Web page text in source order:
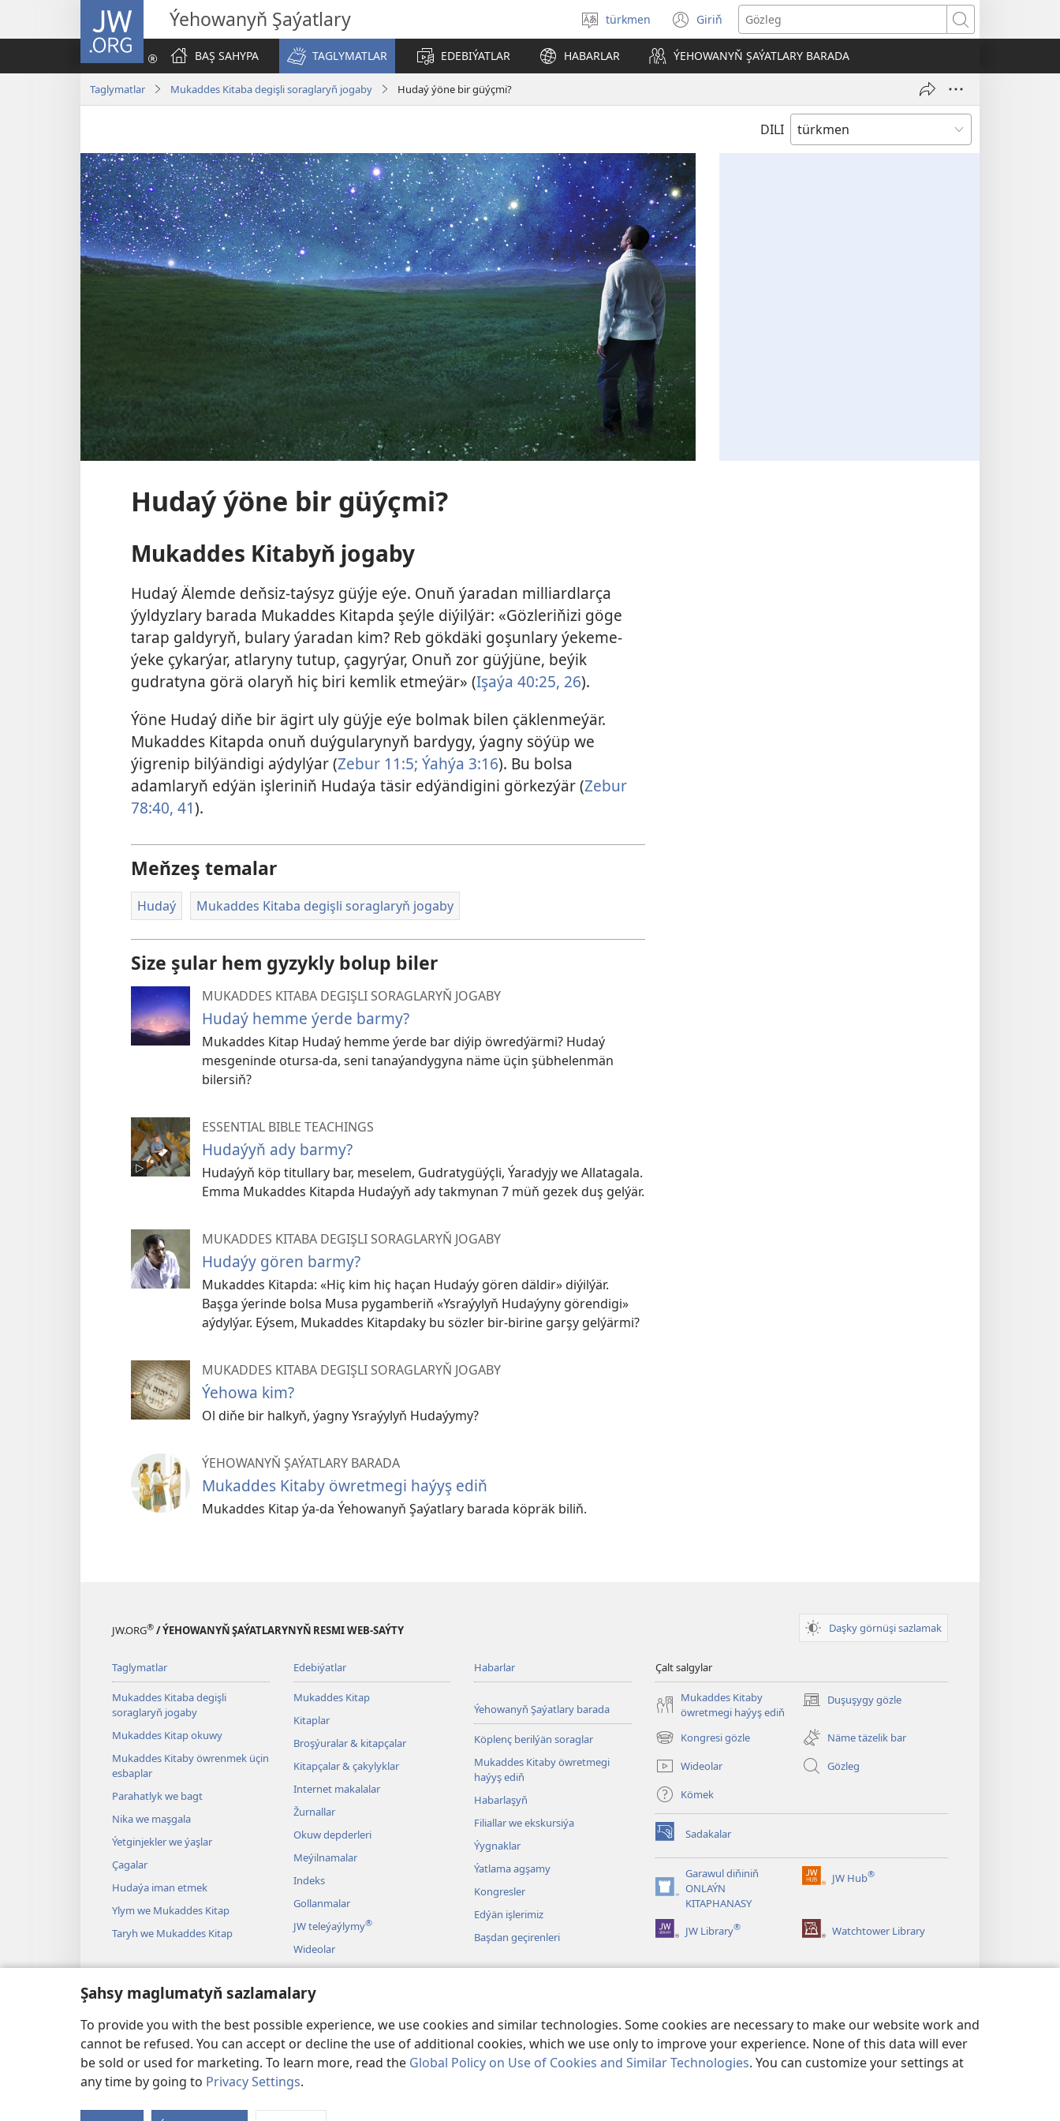
Şahsy maglumatyň sazlamalary
To provide you with the best possible experience, we use cookies and similar technologies. Some cookies are necessary to make our website work and
cannot be refused. You can accept or decline the use of additional cookies, which we use only to improve your experience. None of this data will ever
be sold or used for marketing. To learn more, read the Global Policy on Use of Cookies and Similar Technologies. You can customize your settings at
any time by going to Privacy Settings.
JW.ORG Ýehowanyň Şaýatlary
Dili
saýlaň
türkmen Giriň
(täze
sahypada
açylýar)
Gözleg
BAŞ SAHYPA
TAGLYMATLAR EDEBIÝATLAR HABARLAR ÝEHOWANYŇ ŞAÝATLARY BARADA
Taglymatlar Mukaddes Kitaba degişli soraglaryň jogaby Hudaý ýöne bir güýçmi?
DILI
Hudaý ýöne bir güýçmi?
Mukaddes Kitabyň jogaby
Hudaý Älemde deňsiz-taýsyz güýje eýe. Onuň ýaradan milliardlarça
ýyldyzlary barada Mukaddes Kitapda şeýle diýilýär: «Gözleriňizi göge
tarap galdyryň, bulary ýaradan kim? Reb gökdäki goşunlary ýekeme-
ýeke çykarýar, atlaryny tutup, çagyrýar, Onuň zor güýjüne, beýik
gudratyna görä olaryň hiç biri kemlik etmeýär» (Işaýa 40:25, 26).
Ýöne Hudaý diňe bir ägirt uly güýje eýe bolmak bilen çäklenmeýär.
Mukaddes Kitapda onuň duýgularynyň bardygy, ýagny söýüp we
ýigrenip bilýändigi aýdylýar (Zebur 11:5; Ýahýa 3:16). Bu bolsa
adamlaryň edýän işleriniň Hudaýa täsir edýändigini görkezýär (Zebur
78:40, 41).
Meňzeş temalar
Hudaý Mukaddes Kitaba degişli soraglaryň jogaby
Size şular hem gyzykly bolup biler
MUKADDES KITABA DEGIŞLI SORAGLARYŇ JOGABY
Hudaý hemme ýerde barmy?
Mukaddes Kitap Hudaý hemme ýerde bar diýip öwredýärmi? Hudaý
mesgeninde otursa-da, seni tanaýandygyna näme üçin şübhelenmän
bilersiň?
ESSENTIAL BIBLE TEACHINGS
Hudaýyň ady barmy?
Hudaýyň köp titullary bar, meselem, Gudratygüýçli, Ýaradyjy we Allatagala.
Emma Mukaddes Kitapda Hudaýyň ady takmynan 7 müň gezek duş gelýär.
MUKADDES KITABA DEGIŞLI SORAGLARYŇ JOGABY
Hudaýy gören barmy?
Mukaddes Kitapda: «Hiç kim hiç haçan Hudaýy gören däldir» diýilýär.
Başga ýerinde bolsa Musa pygamberiň «Ysraýylyň Hudaýyny görendigi»
aýdylýar. Eýsem, Mukaddes Kitapdaky bu sözler bir-birine garşy gelýärmi?
MUKADDES KITABA DEGIŞLI SORAGLARYŇ JOGABY
Ýehowa kim?
Ol diňe bir halkyň, ýagny Ysraýylyň Hudaýymy?
ÝEHOWANYŇ ŞAÝATLARY BARADA
Mukaddes Kitaby öwretmegi haýyş ediň
Mukaddes Kitap ýa-da Ýehowanyň Şaýatlary barada köpräk biliň.
JW.ORG® / ÝEHOWANYŇ ŞAÝATLARYNYŇ RESMI WEB-SAÝTY Daşky görnüşi sazlamak
Taglymatlar
Mukaddes Kitaba degişli
soraglaryň jogaby
Mukaddes Kitap okuwy
Mukaddes Kitaby öwrenmek üçin
esbaplar
Parahatlyk we bagt
Nika we maşgala
Ýetginjekler we ýaşlar
Çagalar
Hudaýa iman etmek
Ylym we Mukaddes Kitap
Taryh we Mukaddes Kitap
Edebiýatlar
Mukaddes Kitap
Kitaplar
Broşýuralar & kitapçalar
Kitapçalar & çakylyklar
Internet makalalar
Žurnallar
Okuw depderleri
Meýilnamalar
Indeks
Gollanmalar
JW teleýaýlymy®
Wideolar
Aýdym-sazlar
Dramalar
Mukaddes Kitabyň çeper okalyşy
Habarlar
Ýehowanyň Şaýatlary barada
Köplenç berilýän soraglar
Mukaddes Kitaby öwretmegi
haýyş ediň
Habarlaşyň
Filiallar we ekskursiýa
Ýygnaklar
Ýatlama agşamy
Kongresler
Edýän işlerimiz
Başdan geçirenleri
Çalt salgylar
Mukaddes Kitaby
öwretmegi haýyş ediň
Duşuşygy gözle
(täze
açylýar)
Kongresi gözle
(täze
sahypada
açylýar)
Näme täzelik bar
Wideolar
Gözleg
Kömek
Sadakalar
(täze
sahypada
açylýar)Garawul diňiniň
ONLAÝN
KITAPHANASY
(täze
sahypada
açylýar)
JW Hub®
(täze
JW Library® Watchtower Library
Copyright© 2026 Watch Tower Bible and Tract Society of Pennsylvania.